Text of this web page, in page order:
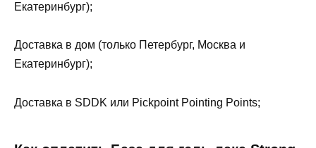
Екатеринбург);
Доставка в дом (только Петербург, Москва и
Екатеринбург);
Доставка в SDDK или Pickpoint Pointing Points;